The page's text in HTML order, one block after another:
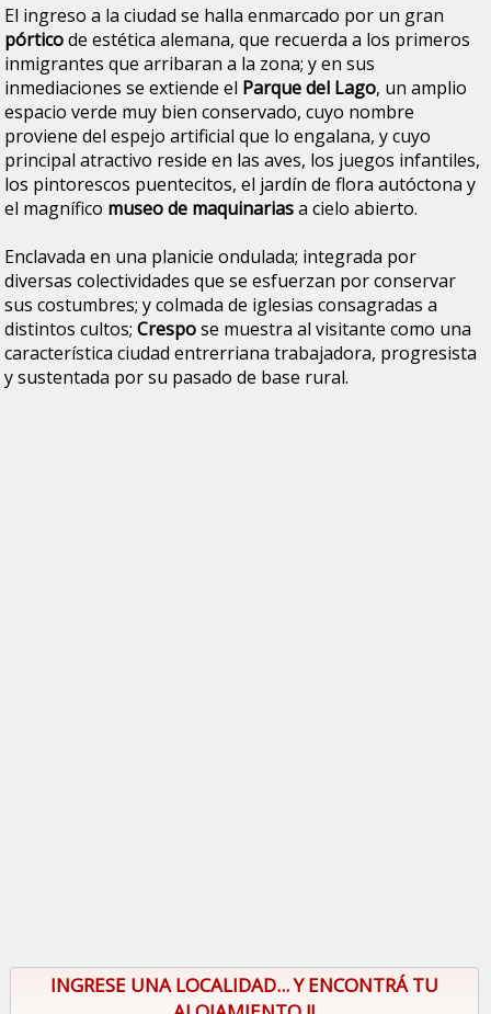
El ingreso a la ciudad se halla enmarcado por un gran
pórticode estética alemana, que recuerda a los primeros
inmigrantes que arribaran a la zona; y en sus
inmediaciones se extiende el Parque del Lago, un amplio
espacio verde muy bien conservado, cuyo nombre
proviene del espejo artificial que lo engalana, y cuyo
principal atractivo reside en las aves, los juegos infantiles,
los pintorescos puentecitos, el jardín de flora autóctona y
el magnífico museo de maquinariasa cielo abierto.
Enclavada en una planicie ondulada; integrada por
diversas colectividades que se esfuerzan por conservar
sus costumbres; y colmada de iglesias consagradas a
distintos cultos;Crespose muestra al visitante como una
característica ciudad entrerriana trabajadora, progresista
y sustentada por su pasado de base rural.
INGRESE UNA LOCALIDAD... Y ENCONTRÁ TU